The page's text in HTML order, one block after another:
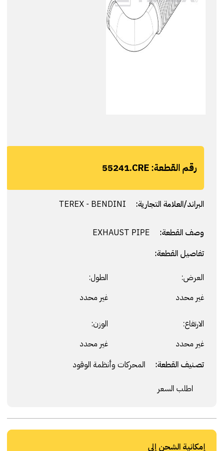
رقم القطعة: 55241.CRE
البراند/العلامة التجارية:
وصف القطعة:
تفاصيل القطعة:
العرض:
غير محدد
الطول:
غير محدد
الارتفاع:
غير محدد
الوزن:
غير محدد
تصنيف القطعة: المحركات وأنظمة الوقود
اطلب السعر
إمكانية الشحن إلى